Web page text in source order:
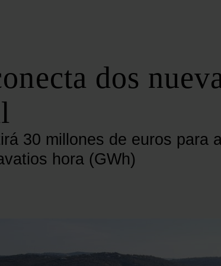
FORO DE AUTOCONSUMO
FORO DE MOVILIDAD
dos
30 millones de euros para
hora (GWh)